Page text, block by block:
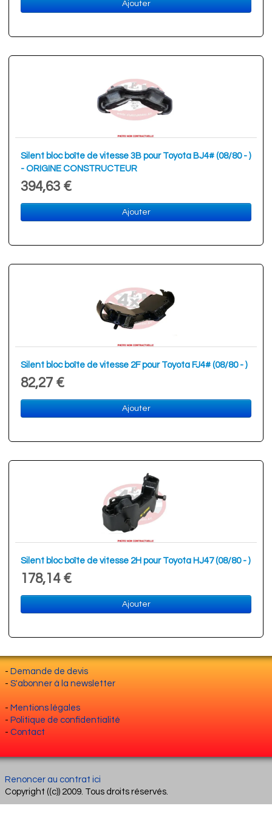
Ajouter
Silent bloc boîte de vitesse 3B pour Toyota BJ4# (08/80 - )
- ORIGINE CONSTRUCTEUR
394,63 €
Ajouter
Silent bloc boîte de vitesse 2F pour Toyota FJ4# (08/80 - )
82,27 €
Ajouter
Silent bloc boîte de vitesse 2H pour Toyota HJ47 (08/80 - )
178,14 €
Ajouter
- Demande de devis
- S'abonner à la newsletter
- Mentions légales
- Politique de confidentialité
- Contact
Renoncer au contrat ici
Copyright ((c)) 2009. Tous droits réservés.